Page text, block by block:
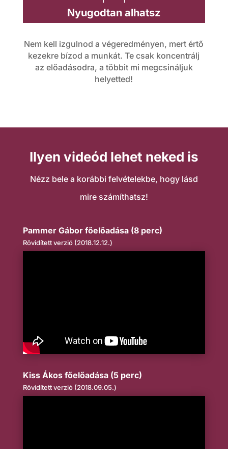
o
n
sl
e
e
p
n
Nyugodtan alhatsz
Nem kell izgulnod a végeredményen, mert értő
kezekre bízod a munkát. Te csak koncentrálj
az előadásodra, a többit mi megcsináljuk
helyetted!
Ilyen videód lehet neked is
Nézz bele a korábbi felvételekbe, hogy lásd
mire számíthatsz!
Pammer Gábor főelőadása (8 perc)
Rövidített verzió (2018.12.12.)
Kiss Ákos főelőadása (5 perc)
Rövidített verzió (2018.09.05.)